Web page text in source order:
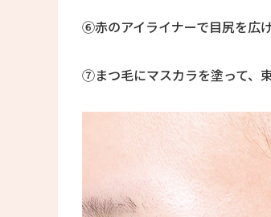
⑥赤のアイライナーで目尻を広
⑦まつ毛にマスカラを塗って、